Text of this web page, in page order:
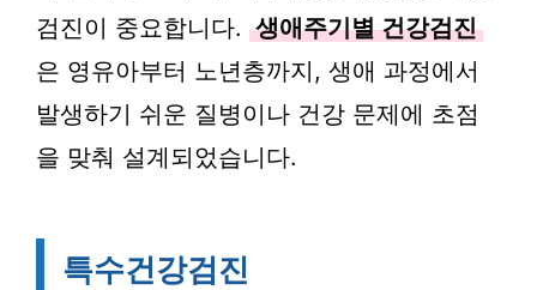
검진이 중요합니다. 생애주기별 건강검진
은 영유아부터 노년층까지, 생애 과정에서
발생하기 쉬운 질병이나 건강 문제에 초점
을 맞춰 설계되었습니다.
특수건강검진